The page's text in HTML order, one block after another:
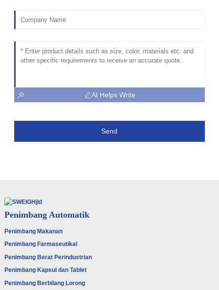
AI Helps Write
Send
Penimbang Automatik
Penimbang Makanan
Penimbang Farmaseutikal
Penimbang Berat Perindustrian
Penimbang Kapsul dan Tablet
Penimbang Berbilang Lorong